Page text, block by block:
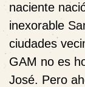
naciente
inexorable
ciudades
GAM no es
José. Pero